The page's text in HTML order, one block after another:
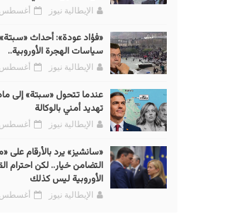
الإيطالية نيوز أغسطس 03, 2026
«فؤاد عودة»: أحداث
سياسات الهجرة الأوروبية..
الإيطالية نيوز أغسطس 02, 2026
عندما تتحول «سبتة» إلى
تهديد أمني بالوكالة
الإيطالية نيوز أغسطس 01, 2026
«سانشيز» يرد بالأرقام على
التضامن خيار.. لكن احترام
الأوروبية ليس كذلك
الإيطالية نيوز أغسطس 01, 2026